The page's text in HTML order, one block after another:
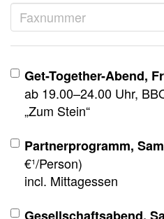
Get-Together-Abend,
ab 19.00–24.00 Uhr,
„Zum Stein“
Partnerprogramm,
€¹/Person)
incl. Mittagessen
Gesellschaftsabend,